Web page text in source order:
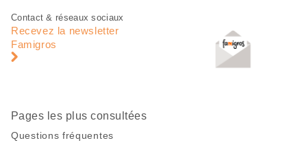
Pied
page
Navigation
pied
Contact & réseaux sociaux
Recevez la newsletter
Famigros
Pages les plus consultées
Questions fréquentes